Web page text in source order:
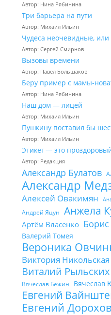
Автор: Нина Рябинина
Три барьера на пути
Автор: Михаил Ильин
Чудеса неочевидные,
Автор: Сергей Смирнов
Вызовы времени
Автор: Павел Большаков
Беру пример с мамы-
Автор: Нина Рябинина
Наш дом — лицей
Автор: Михаил Ильин
Пушкину поставил бы
Автор: Михаил Ильин
Этикет — это
Автор: Редакция
Александр Булатов
Александр
Алексей Овакимян
Андрей Яцун Анжела
Артём Власенко
Валерий Томея
Вероника
Виктория Никольская
Виталий Рыльских
Вячеслав Бежин Вячеслав
Евгений
Евгений Дорохов